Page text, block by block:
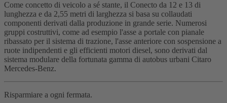
Come concetto di veicolo a sé stante, il Conecto da 12 e 13 di
lunghezza e da 2,55 metri di larghezza si basa su collaudati
componenti derivati dalla produzione in grande serie. Numerosi
gruppi costruttivi, come ad esempio l'asse a portale con pianale
ribassato per il sistema di trazione, l'asse anteriore con sospensione a
ruote indipendenti e gli efficienti motori diesel, sono derivati dal
sistema modulare della fortunata gamma di autobus urbani Citaro
Mercedes-Benz.
Risparmiare a ogni fermata.